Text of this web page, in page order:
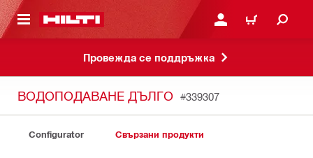
СЪДЪРЖАНИЕ ВЛЕЗ ИЛИ СЕ
КОЛИЧКА
Провежда се поддръжка
ВОДОПОДАВАНЕ ДЪЛГО #339307
Configurator Свързани продукти